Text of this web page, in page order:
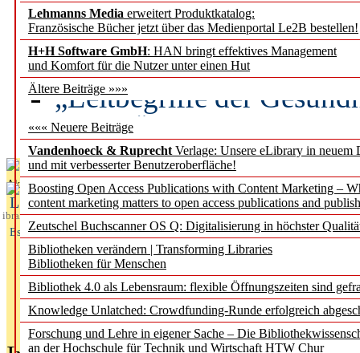
Lehmanns Media erweitert Produktkatalog:
Französische Bücher jetzt über das Medienportal Le2B bestellen!
H+H Software GmbH: HAN bringt effektives Management
und Komfort für die Nutzer unter einen Hut
Ältere Beiträge »»»
««« Neuere Beiträge
Vandenhoeck & Ruprecht Verlage: Unsere eLibrary in neuem
und mit verbesserter Benutzeroberfläche!
Boosting Open Access Publications with Content Marketing –
content marketing matters to open access publications and
Zeutschel Buchscanner OS Q: Digitalisierung in höchster
Bibliotheken verändern | Transforming Libraries
Bibliotheken für Menschen
Bibliothek 4.0 als Lebensraum: flexible Öffnungszeiten sind
Knowledge Unlatched: Crowdfunding-Runde erfolgreich
Forschung und Lehre in eigener Sache – Die
an der Hochschule für Technik und Wirtschaft HTW Chur
Künstliche Intelligenz
besser zu verstehen
„Leitbegriffe der
des BIÖG erscheinen
Aktuelles aus
L
ibrary
Essentials